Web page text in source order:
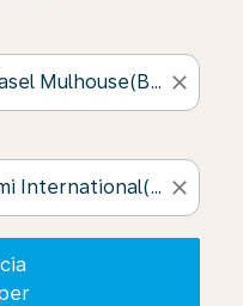
close
close